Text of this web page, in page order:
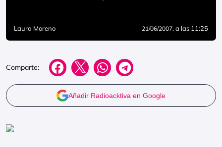
Laura Moreno 21/06/2007, a las 11:25
Comparte:
Añadir Radioacktiva en Google